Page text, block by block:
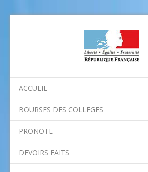
ACCUEIL
BOURSES DES COLLEGES
PRONOTE
DEVOIRS FAITS